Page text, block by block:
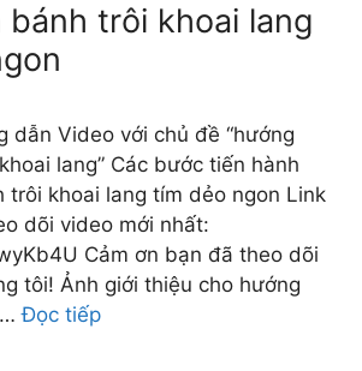
bánh trôi khoai lang
dẫn Video với chủ đề “hướng
lang” Các bước tiến hành
trôi khoai lang tím dẻo ngon Link
dõi video mới nhất:
Cảm ơn bạn đã theo dõi
tôi! Ảnh giới thiệu cho hướng
…Đọc tiếp